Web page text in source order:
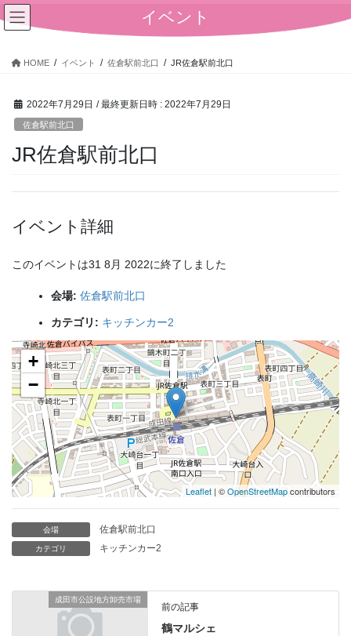
コ
ン
ナ
ビ
イベント
HOME イベント 佐倉駅前北口 JR佐倉駅前北口
2022年7月29日 / 最終更新日時 : 2022年7月29日
佐倉駅前北口
JR佐倉駅前北口
イベント詳細
このイベントは31 8月 2022に終了しました
会場: 佐倉駅前北口
カテゴリ: キッチンカー2
+
−
Leaflet | ©OpenStreetMapcontributors
会場 佐倉駅前北口
カテゴリ キッチンカー2
成田市公設地方卸売市場
前の記事
鶴マルシェ